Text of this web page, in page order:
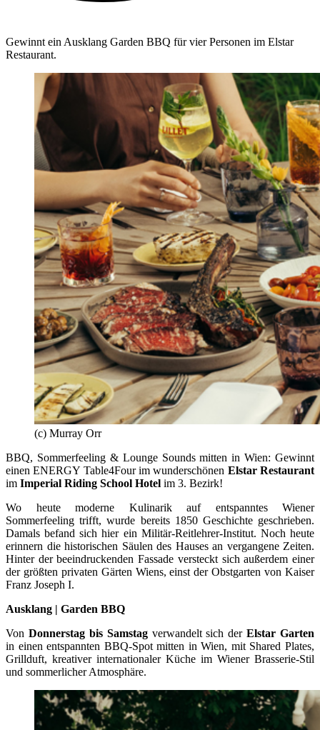
Gewinnt ein Ausklang Garden BBQ für vier Personen im Elstar
Restaurant.
(c) Murray Orr
BBQ, Sommerfeeling & Lounge Sounds mitten in Wien: Gewinnt
einen ENERGY Table4Four im wunderschönen Elstar Restaurant
im Imperial Riding School Hotel im 3. Bezirk!
Wo heute moderne Kulinarik auf entspanntes Wiener
Sommerfeeling trifft, wurde bereits 1850 Geschichte geschrieben.
Damals befand sich hier ein Militär-Reitlehrer-Institut. Noch heute
erinnern die historischen Säulen des Hauses an vergangene Zeiten.
Hinter der beeindruckenden Fassade versteckt sich außerdem einer
der größten privaten Gärten Wiens, einst der Obstgarten von Kaiser
Franz Joseph I.
Ausklang | Garden BBQ
Von Donnerstag bis Samstagverwandelt sich derElstar Garten
in einen entspannten BBQ-Spot mitten in Wien, mit Shared Plates,
Grillduft, kreativer internationaler Küche im Wiener Brasserie-Stil
und sommerlicher Atmosphäre.